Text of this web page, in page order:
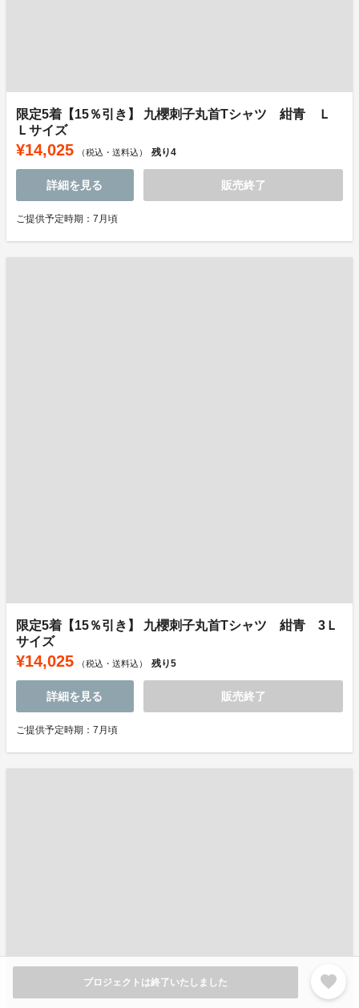
プロジェクトは終了いたしました favorite
限定5着【15％引き】 九櫻刺子丸首Tシャツ 紺青 Ｌ
Ｌサイズ
¥14,025 （税込・送料込） 残り4
詳細を見る 販売終了
ご提供予定時期：7月頃
限定5着【15％引き】 九櫻刺子丸首Tシャツ 紺青 3Ｌ
サイズ
¥14,025 （税込・送料込） 残り5
詳細を見る 販売終了
ご提供予定時期：7月頃